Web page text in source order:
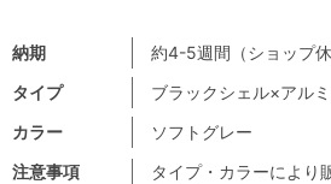
注意事項
タイプ・カラーにより
納期
約4-5週間（ショップ休
タイプ
ブラックシェル×アル
カラー
ソフトグレー